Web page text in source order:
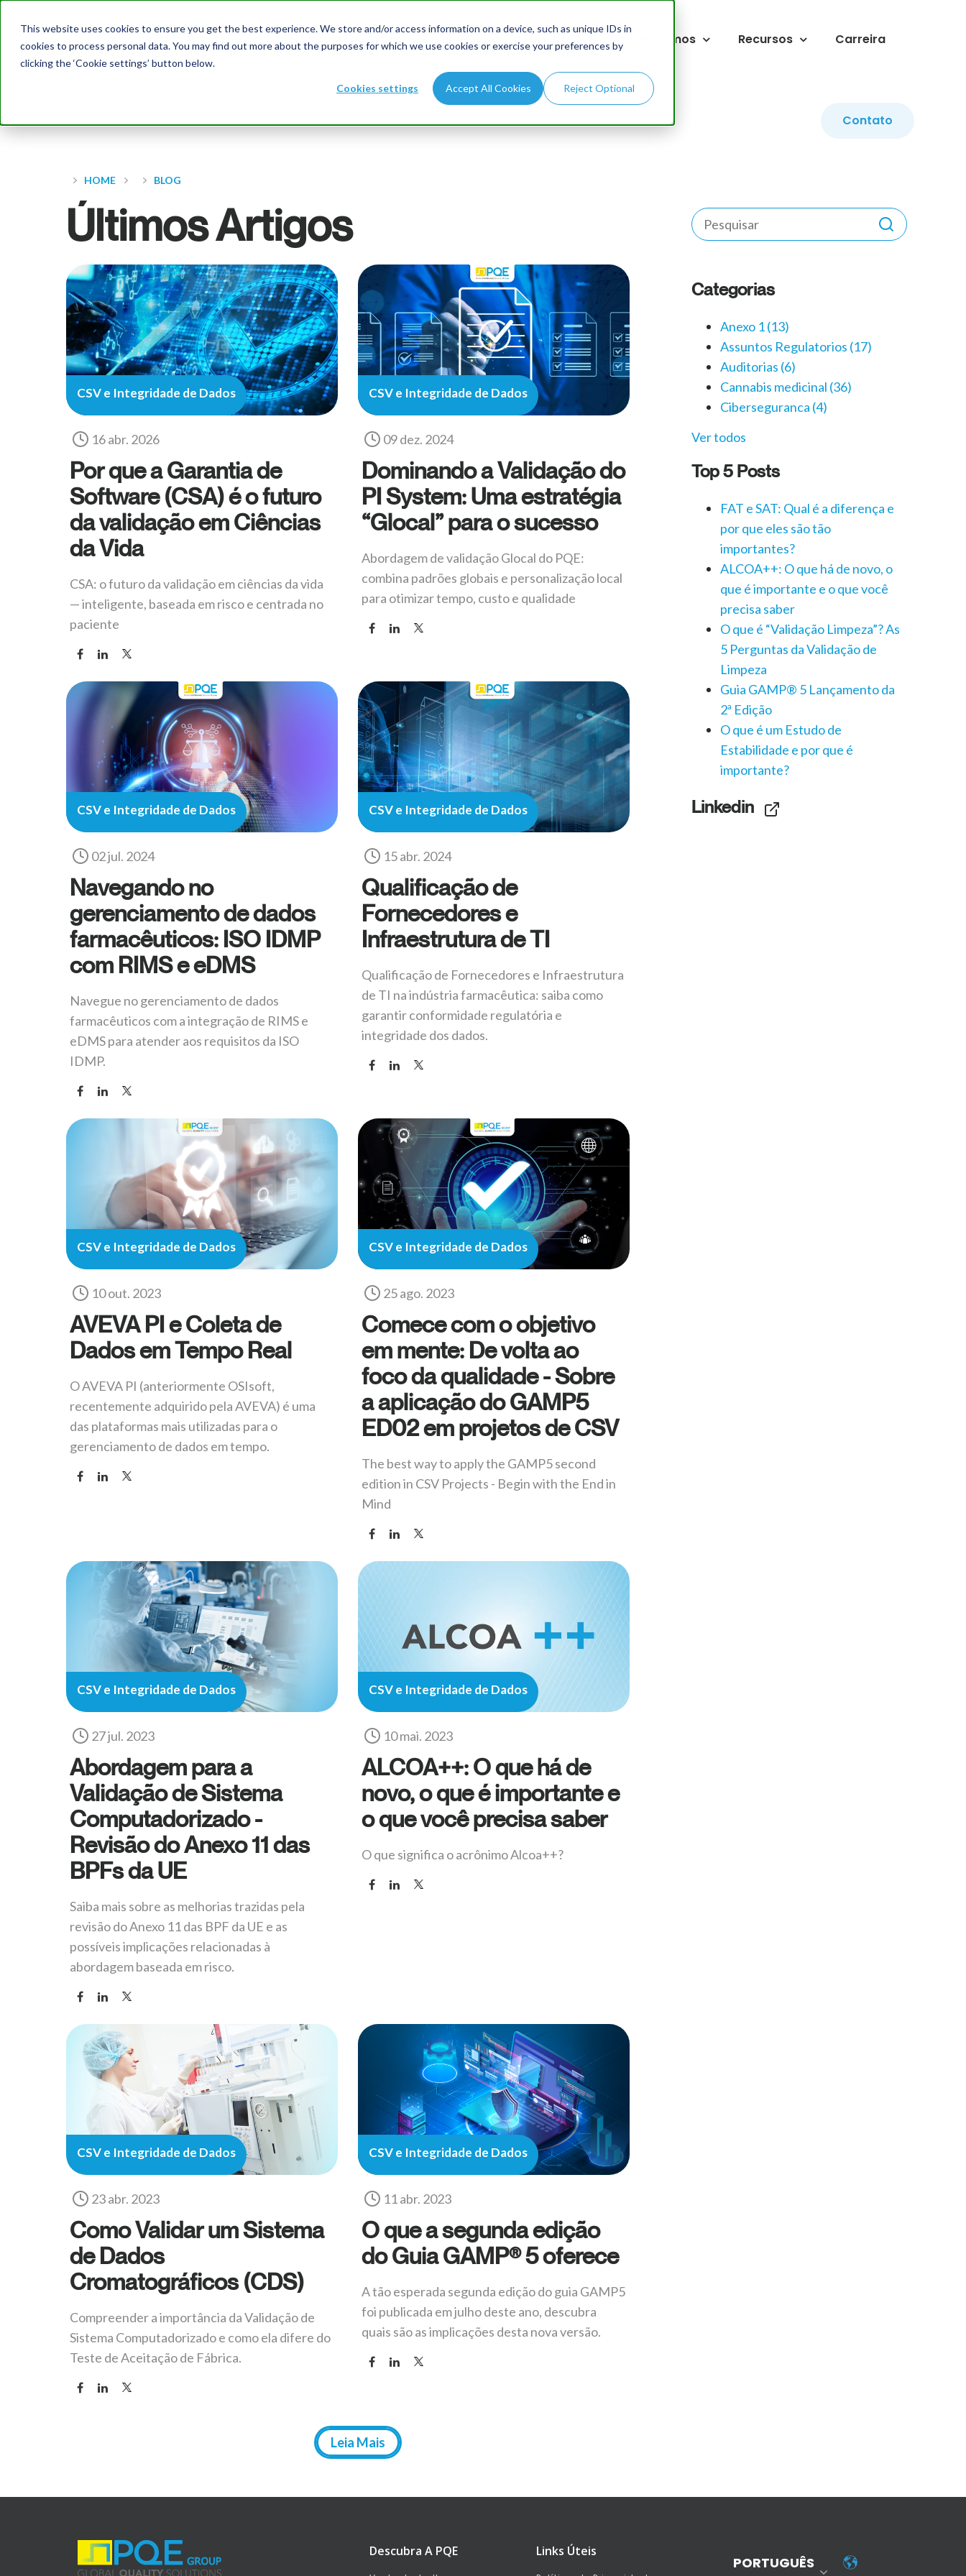
This website uses cookies to ensure you get the best experience. We store and/or access information on a device, such as unique IDs in
cookies to process personal data. You may find out more about the purposes for which we use cookies or exercise your preferences by
clicking the ‘Cookie settings’ button below.
Cookies settings Accept All Cookies Reject Optional
Início Indústria Serviços Quem Somos Recursos Carreira
Contato
HOME BLOG
Últimos Artigos
CSV e Integridade de Dados
16 abr. 2026
Por que a Garantia de
Software (CSA) é o futuro
da validação em Ciências
da Vida
CSA: o futuro da validação em ciências da vida
— inteligente, baseada em risco e centrada no
paciente
CSV e Integridade de Dados
09 dez. 2024
Dominando a Validação do
PI System: Uma estratégia
“Glocal” para o sucesso
Abordagem de validação Glocal do PQE:
combina padrões globais e personalização local
para otimizar tempo, custo e qualidade
CSV e Integridade de Dados
02 jul. 2024
Navegando no
gerenciamento de dados
farmacêuticos: ISO IDMP
com RIMS e eDMS
Navegue no gerenciamento de dados
farmacêuticos com a integração de RIMS e
eDMS para atender aos requisitos da ISO
IDMP.
CSV e Integridade de Dados
15 abr. 2024
Qualificação de
Fornecedores e
Infraestrutura de TI
Qualificação de Fornecedores e Infraestrutura
de TI na indústria farmacêutica: saiba como
garantir conformidade regulatória e
integridade dos dados.
CSV e Integridade de Dados
10 out. 2023
AVEVA PI e Coleta de
Dados em Tempo Real
O AVEVA PI (anteriormente OSIsoft,
recentemente adquirido pela AVEVA) é uma
das plataformas mais utilizadas para o
gerenciamento de dados em tempo.
CSV e Integridade de Dados
25 ago. 2023
Comece com o objetivo
em mente: De volta ao
foco da qualidade - Sobre
a aplicação do GAMP5
ED02 em projetos de CSV
The best way to apply the GAMP5 second
edition in CSV Projects - Begin with the End in
Mind
CSV e Integridade de Dados
27 jul. 2023
Abordagem para a
Validação de Sistema
Computadorizado -
Revisão do Anexo 11 das
BPFs da UE
Saiba mais sobre as melhorias trazidas pela
revisão do Anexo 11 das BPF da UE e as
possíveis implicações relacionadas à
abordagem baseada em risco.
CSV e Integridade de Dados
10 mai. 2023
ALCOA++: O que há de
novo, o que é importante e
o que você precisa saber
O que significa o acrônimo Alcoa++?
CSV e Integridade de Dados
23 abr. 2023
Como Validar um Sistema
de Dados
Cromatográficos (CDS)
Compreender a importância da Validação de
Sistema Computadorizado e como ela difere do
Teste de Aceitação de Fábrica.
CSV e Integridade de Dados
11 abr. 2023
O que a segunda edição
do Guia GAMP® 5 oferece
A tão esperada segunda edição do guia GAMP5
foi publicada em julho deste ano, descubra
quais são as implicações desta nova versão.
Leia Mais
Categorias
Anexo 1(13)
Assuntos Regulatorios (17)
Auditorias (6)
Cannabis medicinal (36)
Ciberseguranca (4)
Ver todos
Top 5 Posts
FAT e SAT: Qual é a diferença e
por que eles são tão
importantes?
ALCOA++: O que há de novo, o
que é importante e o que você
precisa saber
O que é “Validação Limpeza”? As
5 Perguntas da Validação de
Limpeza
Guia GAMP® 5 Lançamento da
2ª Edição
O que é um Estudo de
Estabilidade e por que é
importante?
Linkedin
Descubra A PQE Links Úteis
PORTUGUÊS